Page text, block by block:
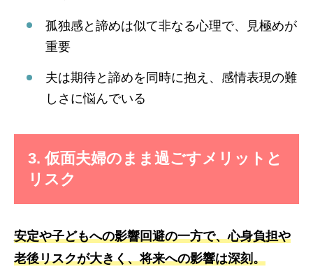
孤独感と諦めは似て非なる心理で、見極めが
重要
夫は期待と諦めを同時に抱え、感情表現の難
しさに悩んでいる
3. 仮面夫婦のまま過ごすメリットと
リスク
安定や子どもへの影響回避の一方で、心身負担や
老後リスクが大きく、将来への影響は深刻。